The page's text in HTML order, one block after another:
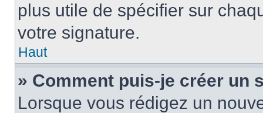
plus utile de spécifier sur
votre signature.
Haut
» Comment puis-je créer un
Lorsque vous rédigez un